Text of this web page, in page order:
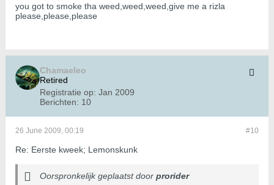
you got to smoke tha weed,weed,weed,give me a rizla
please,please,please
Chamaeleo
Retired
Registratie op: Jan 2009
Berichten: 10
#10
26 June 2009, 00:19
Re: Eerste kweek; Lemonskunk
Oorspronkelijk geplaatst door prorider